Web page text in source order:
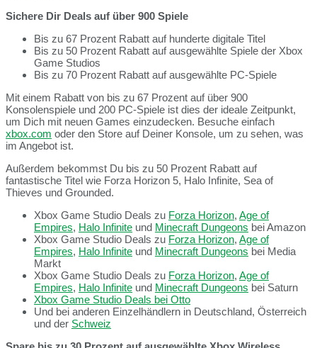
Sichere Dir Deals auf über 900 Spiele
Bis zu 67 Prozent Rabatt auf hunderte digitale Titel
Bis zu 50 Prozent Rabatt auf ausgewählte Spiele der Xbox
Game Studios
Bis zu 70 Prozent Rabatt auf ausgewählte PC-Spiele
Mit einem Rabatt von bis zu 67 Prozent auf über 900
Konsolenspiele und 200 PC-Spiele ist dies der ideale Zeitpunkt,
um Dich mit neuen Games einzudecken. Besuche einfach
xbox.com oder den Store auf Deiner Konsole, um zu sehen, was
im Angebot ist.
Außerdem bekommst Du bis zu 50 Prozent Rabatt auf
fantastische Titel wie Forza Horizon 5, Halo Infinite, Sea of
Thieves und Grounded.
Xbox Game Studio Deals zu Forza Horizon, Age of
Empires, Halo Infinite und Minecraft Dungeons bei Amazon
Xbox Game Studio Deals zu Forza Horizon, Age of
Empires, Halo Infinite und Minecraft Dungeons bei Media
Markt
Xbox Game Studio Deals zu Forza Horizon, Age of
Empires, Halo Infinite und Minecraft Dungeons bei Saturn
Xbox Game Studio Deals bei Otto
Und bei anderen Einzelhändlern in Deutschland, Österreich
und der Schweiz